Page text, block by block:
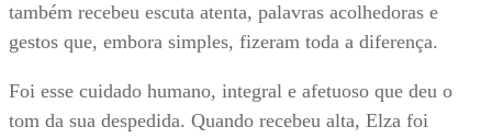
também recebeu escuta atenta, palavras acolhedoras e
gestos que, embora simples, fizeram toda a diferença.
Foi esse cuidado humano, integral e afetuoso que deu o
tom da sua despedida. Quando recebeu alta, Elza foi